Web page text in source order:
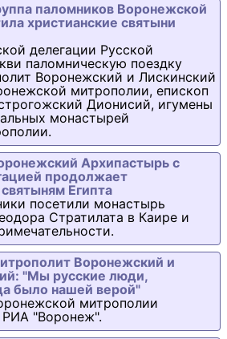
паломников Воронежской
христианские святыни
делегации Русской
паломническую поездку
Воронежский и Лискинский
митрополии, епископ
Дионисий, игумены
монастырей
Архипастырь с
продолжает
Египта
посетили монастырь
Стратилата в Каире и
Воронежский и
"Мы русские люди,
было нашей верой"
митрополии
"Воронеж".